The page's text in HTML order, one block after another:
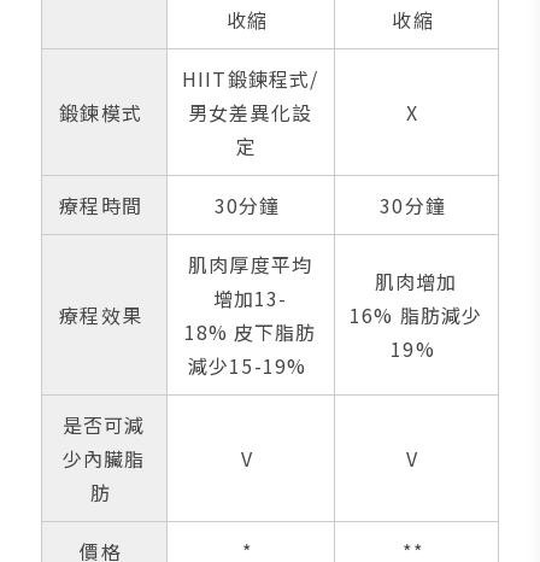
收縮 收縮
鍛鍊模式
HIIT鍛鍊程式/
男女差異化設
定
X
療程時間 30分鐘 30分鐘
療程效果
肌肉厚度平均
增加13-
18% 皮下脂肪
減少15-19%
肌肉增加
16% 脂肪減少
19%
是否可減
少內臟脂
肪
V V
價格 * **